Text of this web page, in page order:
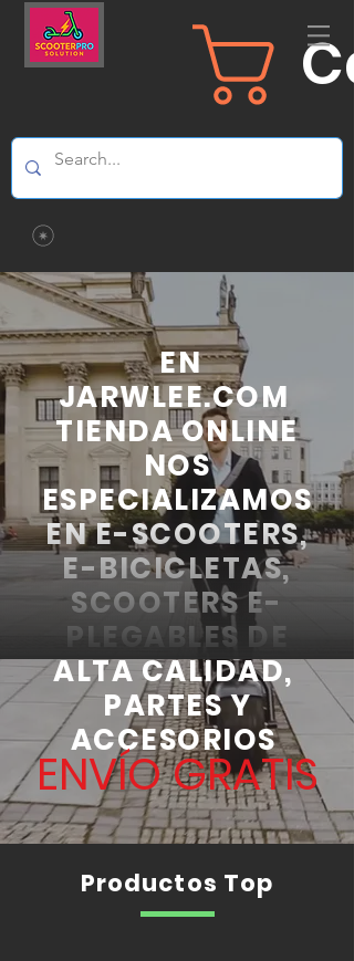
EN
JARWLEE.COM
TIENDA ONLINE
NOS
ESPECIALIZAMOS
EN E-SCOOTERS,
E-BICICLETAS,
SCOOTERS E-
PLEGABLES DE
ALTA CALIDAD,
PARTES Y
ACCESORIOS
ENVÍO GRATIS
Productos Top